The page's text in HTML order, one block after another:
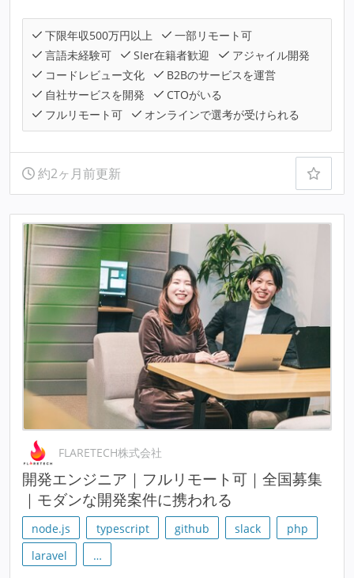
下限年収500万円以上
一部リモート可
言語未経験可
SIer在籍者歓迎
アジャイル開発
コードレビュー文化
B2Bのサービスを運営
自社サービスを開発
CTOがいる
フルリモート可
オンラインで選考が受けられる
約2ヶ月前更新
FLARETECH株式会社
開発エンジニア｜フルリモート可｜全国募集
｜モダンな開発案件に携われる
node.js typescript github slack
php
laravel
…